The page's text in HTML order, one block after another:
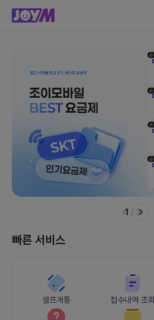
1 / 3
빠른 서비스
셀프개통 접수내역 조회